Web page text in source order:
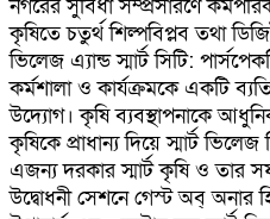
নগরের সুবিধা সম্প্রসারণে
কৃষিতে চতুর্থ শিল্পবিপ্লব তথা
ভিলেজ এ্যান্ড স্মার্ট সিটি:
কর্মশালা ও কার্যক্রমকে একটি
উদ্যোগ। কৃষি ব্যবস্থাপনাকে
কৃষিকে প্রাধান্য দিয়ে স্মার্ট
এজন্য দরকার স্মার্ট কৃষি ও তার
উদ্বোধনী সেশনে গেস্ট অব্ অনার